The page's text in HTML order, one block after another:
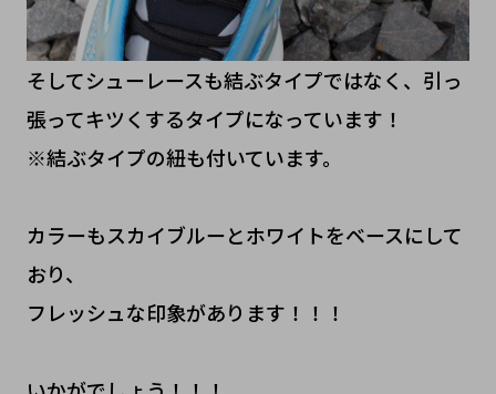
そしてシューレースも結ぶタイプではなく、引っ
張ってキツくするタイプになっています！
※結ぶタイプの紐も付いています。
カラーもスカイブルーとホワイトをベースにして
おり、
フレッシュな印象があります！！！